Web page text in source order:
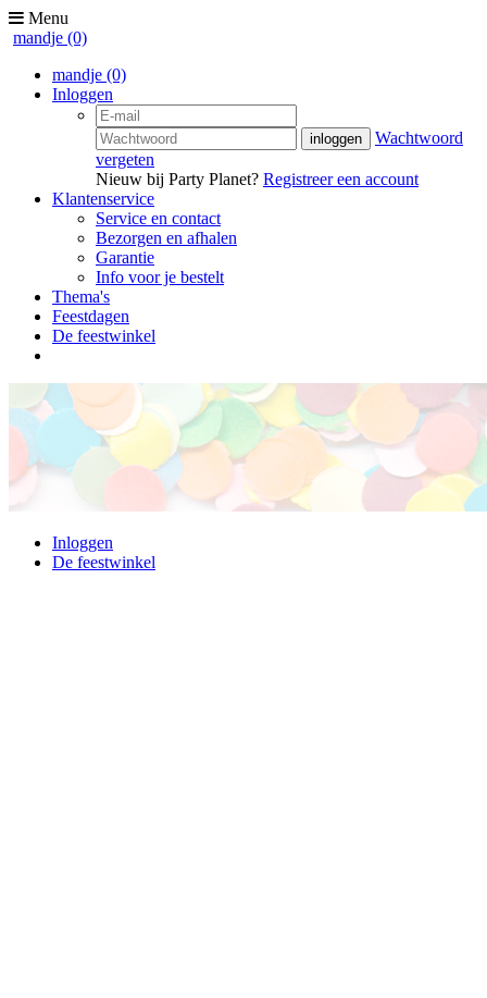
Menu
mandje (0)
mandje (0)
Inloggen
Wachtwoord
vergeten
Nieuw bij Party Planet? Registreer een account
Klantenservice
Service en contact
Bezorgen en afhalen
Garantie
Info voor je bestelt
Thema's
Feestdagen
De feestwinkel
Inloggen
De feestwinkel